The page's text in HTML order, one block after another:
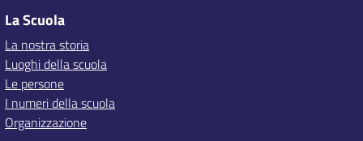
La Scuola
La nostra storia
Luoghi della scuola
Le persone
I numeri della scuola
Organizzazione